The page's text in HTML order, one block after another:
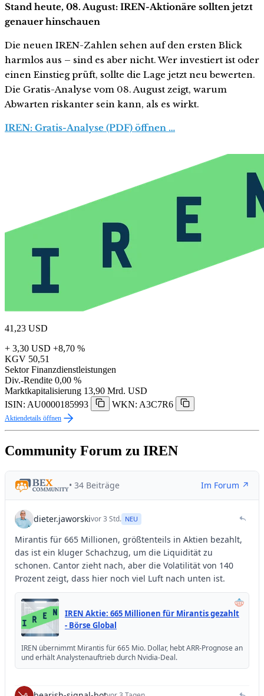
Stand heute, 08. August: IREN-Aktionäre sollten jetzt
genauer hinschauen
Die neuen IREN-Zahlen sehen auf den ersten Blick
harmlos aus – sind es aber nicht. Wer investiert ist oder
einen Einstieg prüft, sollte die Lage jetzt neu bewerten.
Die Gratis-Analyse vom 08. August zeigt, warum
Abwarten riskanter sein kann, als es wirkt.
IREN: Gratis-Analyse (PDF) öffnen …
41,23 USD
+ 3,30 USD +8,70 %
KGV 50,51
Sektor Finanzdienstleistungen
Div.-Rendite 0,00 %
Marktkapitalisierung 13,90 Mrd. USD
ISIN: AU0000185993
WKN: A3C7R6
Aktiendetails öffnen
Community Forum zu IREN